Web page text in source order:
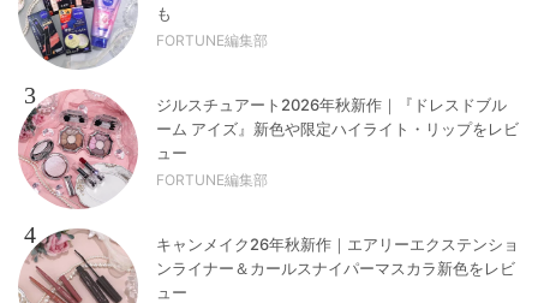
も
FORTUNE編集部
3
ジルスチュアート2026年秋新作｜『ドレスドブル
ーム アイズ』新色や限定ハイライト・リップをレビ
ュー
FORTUNE編集部
4
キャンメイク26年秋新作｜エアリーエクステンショ
ンライナー＆カールスナイパーマスカラ新色をレビ
ュー